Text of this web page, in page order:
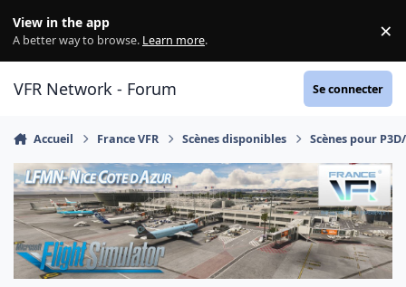
View in the app
A better way to browse. Learn more. ×
VFR Network - Forum Se connecter
Accueil France VFR Scènes disponibles Scènes pour